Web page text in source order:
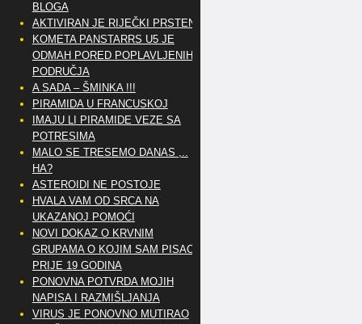
BLOGA
AKTIVIRAN JE RIJEČKI PRSTEN
KOMETA PANSTARRS U5 JE
ODMAH PORED POPLAVLJENIH
PODRUČJA
A SADA – ŠMINKA !!!
PIRAMIDA U FRANCUSKOJ
IMAJU LI PIRAMIDE VEZE SA
POTRESIMA
MALO SE TRESEMO DANAS ,..
HA?
ASTEROIDI NE POSTOJE
HVALA VAM OD SRCA NA
UKAZANOJ POMOĆI
NOVI DOKAZ O KRVNIM
GRUPAMA O KOJIM SAM PISAO
PRIJE 19 GODINA
PONOVNA POTVRDA MOJIH
NAPISA I RAZMIŠLJANJA
VIRUS JE PONOVNO MUTIRAO